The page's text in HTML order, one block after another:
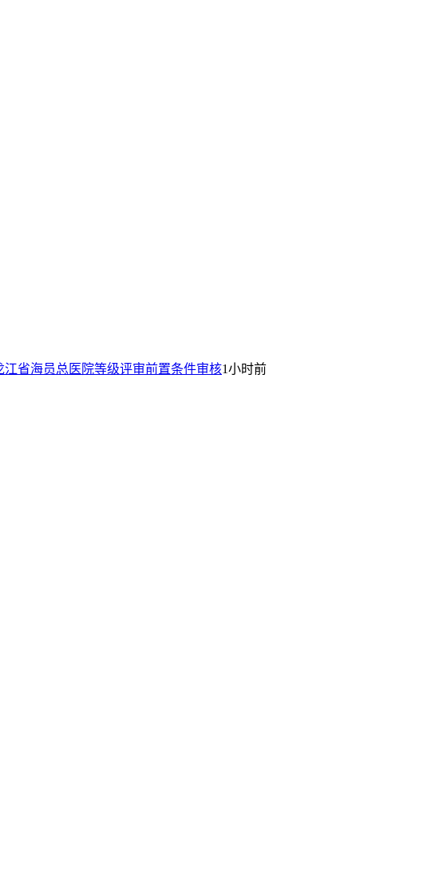
省海员总医院等级评审前置条件审核1小时前